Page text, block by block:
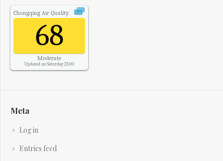
Chongqing Air Quality.
68
Moderate
Updated on Saturday 23:00
Meta
Log in
Entries feed